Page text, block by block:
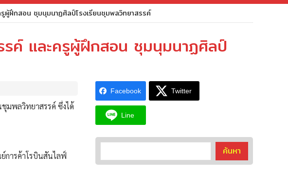
ผู้ฝึกสอน ชุมนุมนาฏศิลป์โรงเรียนชุมพลวิทยาสรรค์
รค์ และครูผู้ฝึกสอน ชุมนุมนาฏศิลป์
มพลวิทยาสรรค์ ซึ่งได้
การค้าโรบินสันไลฟ์
Facebook Twitter
Line